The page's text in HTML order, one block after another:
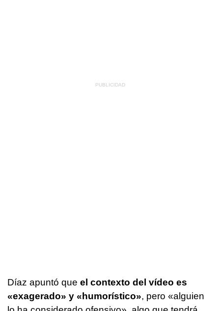
Díaz apuntó que el contexto del vídeo es
«exagerado» y «humorístico», pero «alguien